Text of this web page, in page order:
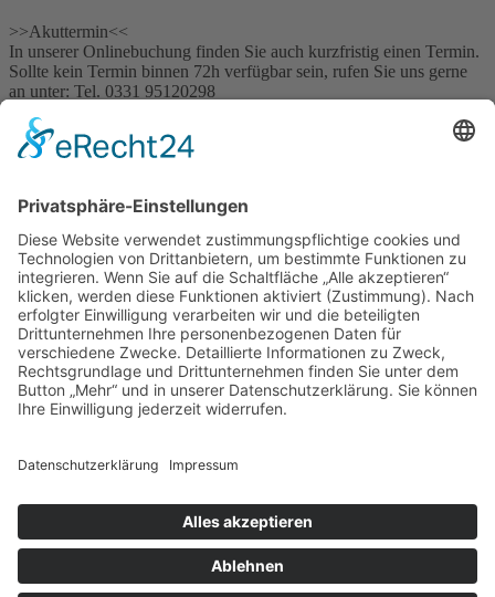
>>Akuttermin<<
In unserer Onlinebuchung finden Sie auch kurzfristig einen Termin.
Sollte kein Termin binnen 72h verfügbar sein, rufen Sie uns gerne
an unter: Tel. ‎0331 95120298
Schließen
Privacy Overview
This website uses cookies to improve your experience while you
navigate through the website. Out of these cookies, the cookies that
are categorized as necessary are stored on your browser as they are
as essential for the working of basic functionalities of the website.
We also use third-party cookies that help us analyze and understand
of these cookies. But opting out of some of these cookies may have
Necessary
immer aktiv
Necessary cookies are absolutely essential for the website to